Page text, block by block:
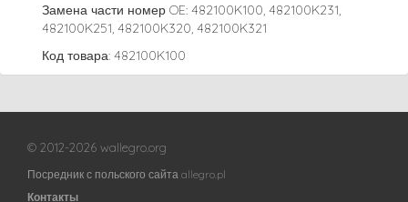
Замена части номер OE: 482100K100, 482100K231,
482100K251, 482100K320, 482100K321
Код товара: 482100K100
© 2012-2026 wallegro.org
Посредник с польского сайта allegro.pl
Контакты